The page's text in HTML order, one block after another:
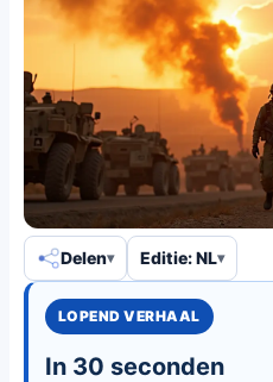
Delen Editie: NL
LOPEND VERHAAL
In 30 seconden